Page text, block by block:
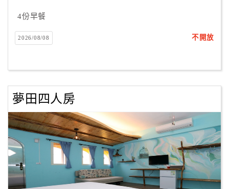
店
作
商
合
作
旅
伴
計
劃
4份早餐
2026/08/08 不開放
夢田四人房